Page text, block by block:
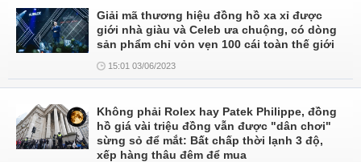
Giải mã thương hiệu đồng hồ xa xỉ được
giới nhà giàu và Celeb ưa chuộng, có dòng
sản phẩm chỉ vỏn vẹn 100 cái toàn thế giới
15:01 03/06/2023
Không phải Rolex hay Patek Philippe, đồng
hồ giá vài triệu đồng vẫn được "dân chơi"
sừng sỏ để mắt: Bất chấp thời lạnh 3 độ,
xếp hàng thâu đêm để mua